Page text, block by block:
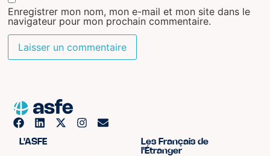
Enregistrer mon nom, mon e-mail et mon site dans le
navigateur pour mon prochain commentaire.
L'ASFE
Les Français de
l'Étranger